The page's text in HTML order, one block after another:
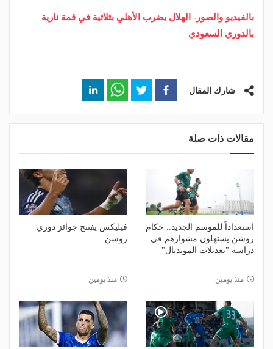
بالفيديو والصور- الهلال يضرب الأهلي بثلاثية في قمة نارية
بالدوري السعودي
شارك المقال
مقالات ذات صلة
استعداداً للموسم الجديد.. حكام
روشن يستهلون مشوارهم في
دراسة "تعديلات المونديال"
منذ يومين
فيليكس يفتتح جوائز دوري
روشن
منذ يومين